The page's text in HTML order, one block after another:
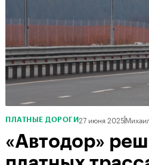
ПЛАТНЫЕ ДОРОГИ27 июня 2025
«Автодор»